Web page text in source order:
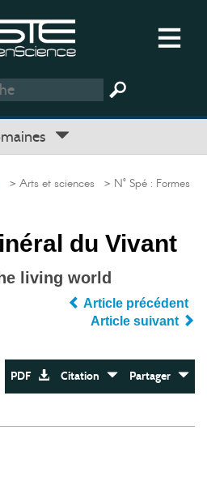
> Arts et sciences > N° Spé : Formes
du Vivant
living world
Article précédent
Article suivant
PDF Citation Partager